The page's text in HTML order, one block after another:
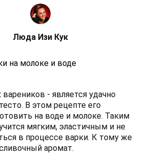
Люда Изи Кук
- является удачно
В этом рецепте его
на воде и молоке. Таким
мягким, эластичным и не
в процессе варки. К тому же
аромат.